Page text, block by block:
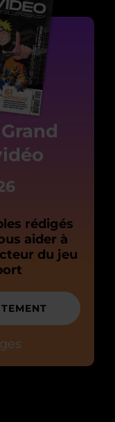
rédigés
aider à
du jeu